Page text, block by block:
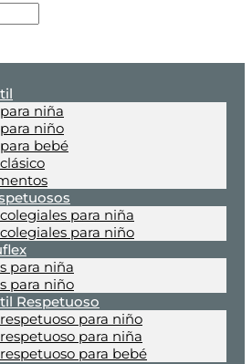
niña
niño
bebé
para niña
para niño
para niña
para niño
Respetuoso
para niño
para niña
para bebé